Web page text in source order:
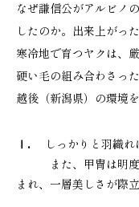
なぜ謙信公がアルビノ
したのか。出来上がっ
寒冷地で育つヤクは、
硬い毛の組み合わさっ
越後（新潟県）の環境
Ⅰ. しっかりと羽織れ
また、甲冑は明度が
まれ、一層美しさが際立